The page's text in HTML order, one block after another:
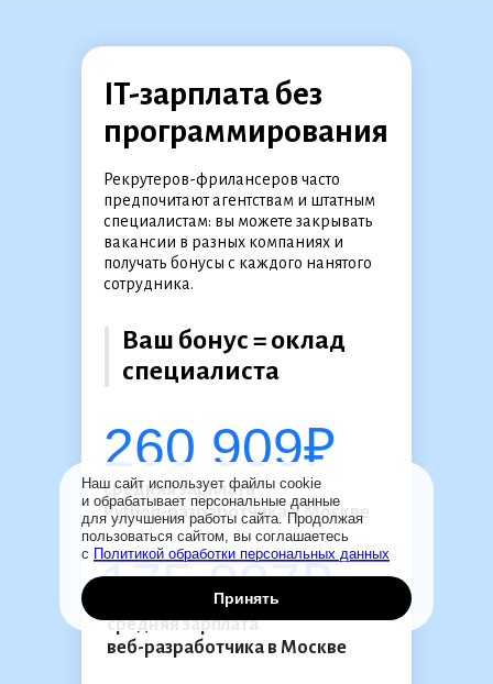
IT-зарплата без
программирования
Рекрутеров-фрилансеров часто
предпочитают агентствам и штатным
специалистам: вы можете закрывать
вакансии в разных компаниях и
получать бонусы с каждого нанятого
сотрудника.
средняя зарплата
Python-разработчика в Москве
средняя зарплата
веб-разработчика в Москве
260 909₽
175 087₽
Ваш бонус = оклад
специалиста
Лидирующие компании
доверяют
Академии Эдюсон
обучение своих
сотрудников
Принять
Наш сайт использует файлы cookie
и обрабатывает персональные данные
для улучшения работы сайта. Продолжая
пользоваться сайтом, вы соглашаетесь
с Политикой обработки персональных данных